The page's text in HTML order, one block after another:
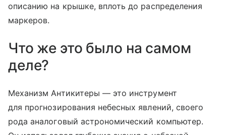
описанию на крышке, вплоть до распределения
маркеров.
Что же это было на самом
деле?
Механизм Антикитеры — это инструмент
для прогнозирования небесных явлений, своего
рода аналоговый астрономический компьютер.